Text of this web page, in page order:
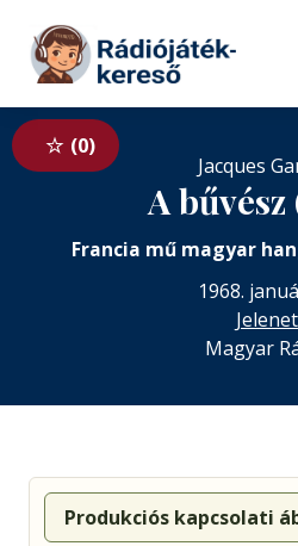
Tovább a tartalomhoz
0
Jacques
A bűvész
Francia mű magyar
1968.
Jelenet
Magyar
Produkciós kapcsolati